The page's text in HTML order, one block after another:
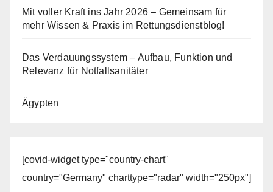
Mit voller Kraft ins Jahr 2026 – Gemeinsam für
mehr Wissen & Praxis im Rettungsdienstblog!
Das Verdauungssystem – Aufbau, Funktion und
Relevanz für Notfallsanitäter
Ägypten
[covid-widget type="country-chart"
country="Germany" charttype="radar" width="250px"]